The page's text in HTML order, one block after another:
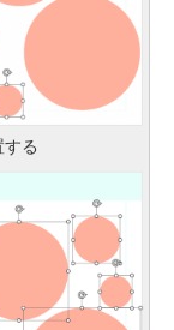
る